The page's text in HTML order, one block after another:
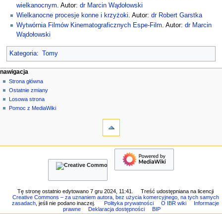
wielkanocnym. Autor: dr Marcin Wądołowski
Wielkanocne procesje konne i krzyżoki. Autor: dr Robert Garstka
Wytwórnia Filmów Kinematograficznych Espe-Film. Autor: dr Marcin
Wądołowski
Kategoria: Tomy
M
e
n
u
i
działania na stronie
strona
dyskusja
czytaj
kod
narzędzia osobiste
zaloguj
się
nawigacja
Strona główna
Ostatnie zmiany
Losowa strona
Pomoc z MediaWiki
druku
Link
nawigacja
Losowa
strona
Pomoc
Tę stronę ostatnio edytowano 7 gru 2024, 11:41.
Treść udostępniana na licencji
Creative Commons – za uznaniem autora, bez użycia komercyjnego, na tych samych
zasadach , jeśli nie podano inaczej. Polityka prywatności O IBR wiki
Informacje
prawne
Deklaracja dostępności BIP